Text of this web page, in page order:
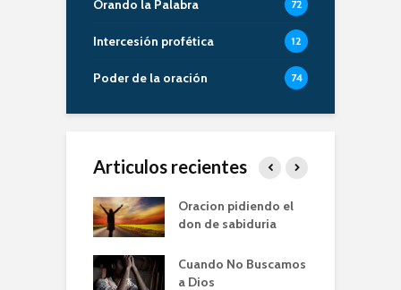
Orando la Palabra 72
Intercesión profética 12
Poder de la oración 74
Articulos recientes
Oracion pidiendo el
don de sabiduria
Cuando No Buscamos
a Dios